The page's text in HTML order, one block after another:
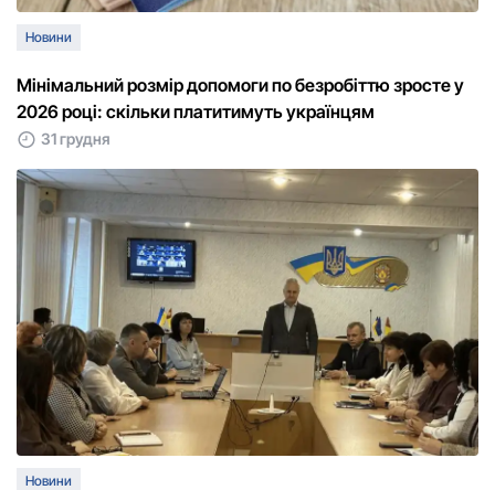
Новини
Мінімальний розмір допомоги по безробіттю зросте у
2026 році: скільки платитимуть українцям
31 грудня
Новини